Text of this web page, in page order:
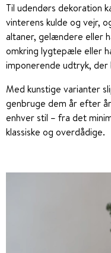
Til udendørs dekoration
vinterens kulde og vejr,
altaner, gelændere eller
omkring lygtepæle eller
imponerende udtryk, der
Med kunstige varianter
genbruge dem år efter
enhver stil – fra det
klassiske og overdådige.